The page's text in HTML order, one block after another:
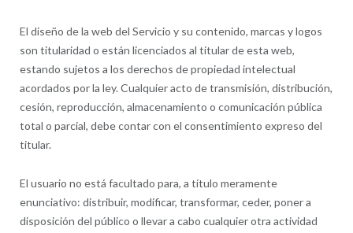
El diseño de la web del Servicio y su contenido, marcas y logos
son titularidad o están licenciados al titular de esta web,
estando sujetos a los derechos de propiedad intelectual
acordados por la ley. Cualquier acto de transmisión, distribución,
cesión, reproducción, almacenamiento o comunicación pública
total o parcial, debe contar con el consentimiento expreso del
titular.
El usuario no está facultado para, a título meramente
enunciativo: distribuir, modificar, transformar, ceder, poner a
disposición del público o llevar a cabo cualquier otra actividad